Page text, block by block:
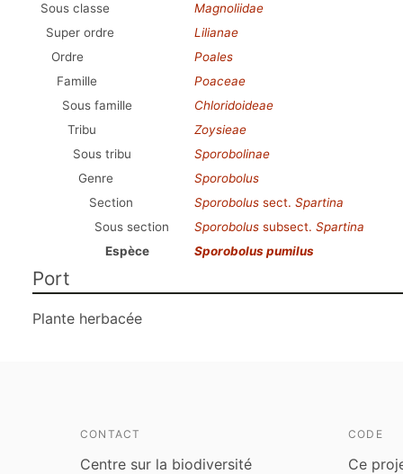
Sous classe
Magnoliidae
Super ordre
Lilianae
Ordre
Poales
Famille
Poaceae
Sous famille
Chloridoideae
Tribu
Zoysieae
Sous tribu
Sporobolinae
Genre
Sporobolus
Section
Sporobolus sect. Spartina
Sous section
Sporobolus subsect. Spartina
Espèce
Sporobolus pumilus
Port
Plante herbacée
CONTACT
Centre sur la biodiversité
CODE
Ce